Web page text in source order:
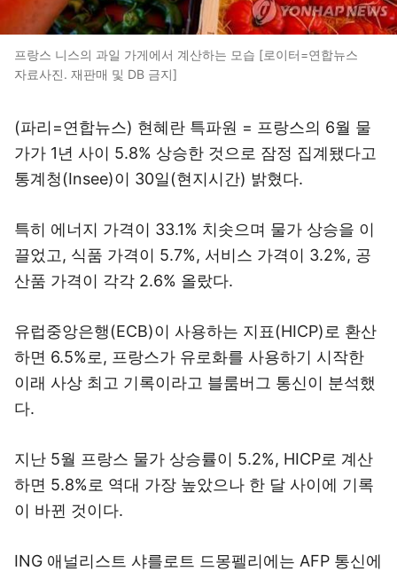
프랑스 니스의 과일 가게에서 계산하는 모습 [로이터=연합뉴스
자료사진. 재판매 및 DB 금지]
(파리=연합뉴스) 현혜란 특파원 = 프랑스의 6월 물
가가 1년 사이 5.8% 상승한 것으로 잠정 집계됐다고
통계청(Insee)이 30일(현지시간) 밝혔다.
특히 에너지 가격이 33.1% 치솟으며 물가 상승을 이
끌었고, 식품 가격이 5.7%, 서비스 가격이 3.2%, 공
산품 가격이 각각 2.6% 올랐다.
유럽중앙은행(ECB)이 사용하는 지표(HICP)로 환산
하면 6.5%로, 프랑스가 유로화를 사용하기 시작한
이래 사상 최고 기록이라고 블룸버그 통신이 분석했
다.
지난 5월 프랑스 물가 상승률이 5.2%, HICP로 계산
하면 5.8%로 역대 가장 높았으나 한 달 사이에 기록
이 바뀐 것이다.
ING 애널리스트 샤를로트 드몽펠리에는 AFP 통신에